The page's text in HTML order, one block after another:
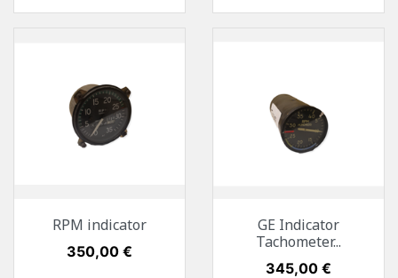
RPM indicator
Preis
350,00 €
GE Indicator
Tachometer...
Preis
345,00 €